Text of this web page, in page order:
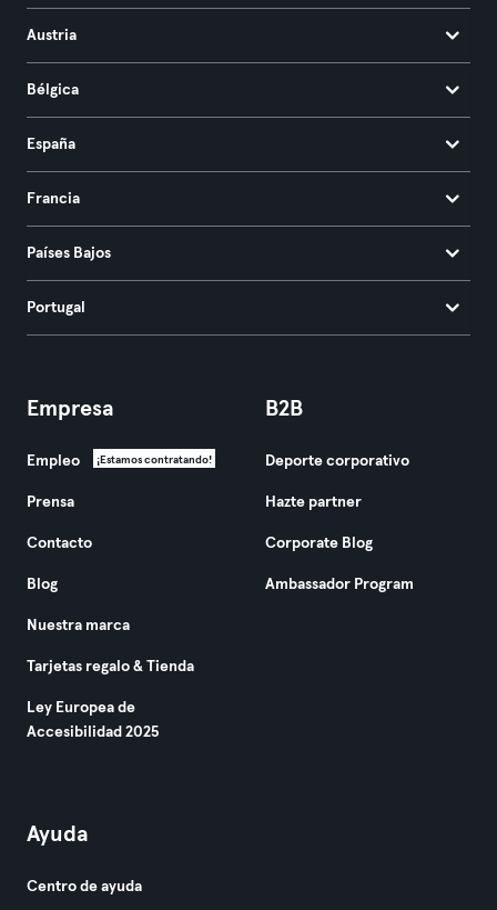
Austria
Bélgica
España
Francia
Países Bajos
Portugal
Empresa
Empleo ¡Estamos contratando!
Prensa
Contacto
Blog
Nuestra marca
Tarjetas regalo & Tienda
Ley Europea de
Accesibilidad 2025
B2B
Deporte corporativo
Hazte partner
Corporate Blog
Ambassador Program
Ayuda
Centro de ayuda